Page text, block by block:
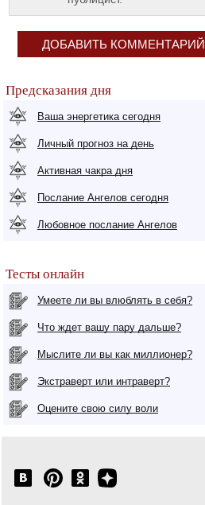
ДОБАВИТЬ КОММЕНТАРИЙ
Предсказания дня
Ваша энергетика сегодня
Личный прогноз на день
Активная чакра дня
Послание Ангелов сегодня
Любовное послание Ангелов
Тесты онлайн
Умеете ли вы влюблять в себя?
Что ждет вашу пару дальше?
Мыслите ли вы как миллионер?
Экстраверт или интраверт?
Оцените свою силу воли